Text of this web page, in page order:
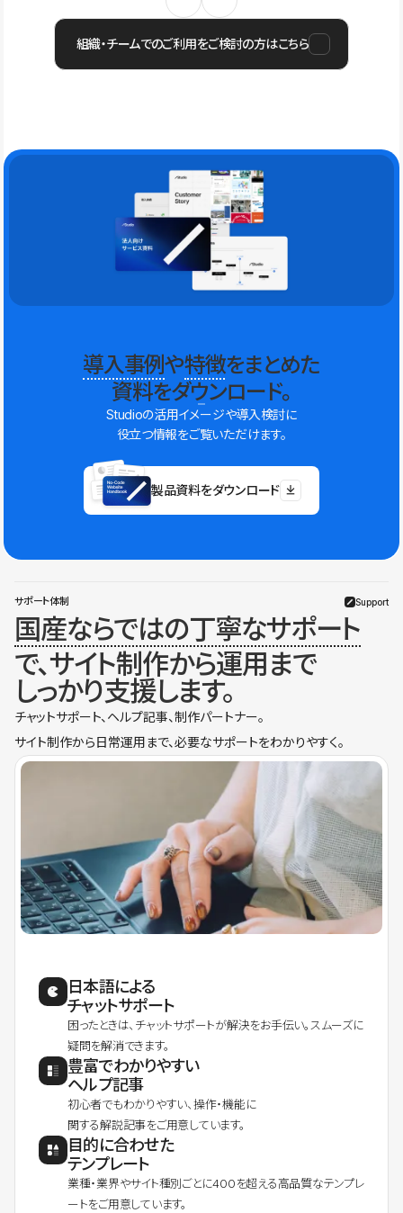
組織・チームでのご利用をご検討の方はこちら
導入事例や特徴をまとめた
資料をダウンロード。
Studioの活用イメージや導入検討に
役立つ情報をご覧いただけます。
製品資料をダウンロード
サポート体制 Support
国産ならではの丁寧なサポート
で、サイト制作から運用まで
しっかり支援します。
チャットサポート、ヘルプ記事、制作パートナー。
サイト制作から日常運用まで、必要なサポートをわかりやすく。
日本語による
チャットサポート
困ったときは、チャットサポートが解決をお手伝い。スムーズに
疑問を解消できます。
豊富でわかりやすい
ヘルプ記事
初心者でもわかりやすい、操作・機能に
関する解説記事をご用意しています。
目的に合わせた
テンプレート
業種・業界やサイト種別ごとに400を超える高品質なテンプレ
ートをご用意しています。